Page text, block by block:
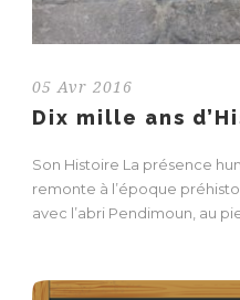
05 Avr 2016
Dix mille ans
Son Histoire La présence
remonte à l’époque
avec l’abri Pendimoun, au